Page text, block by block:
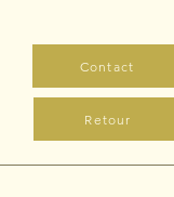
Contact
Retour